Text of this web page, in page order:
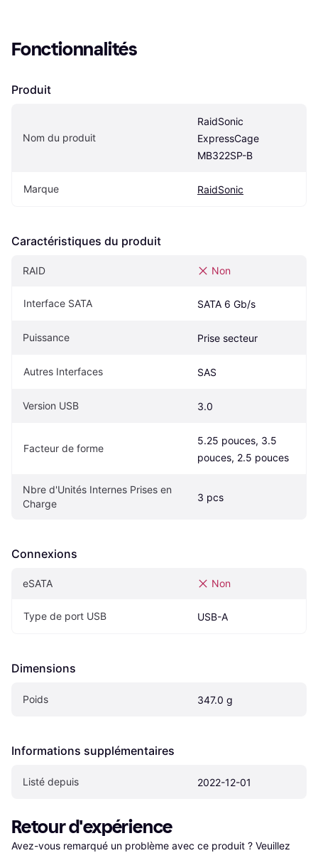
Fonctionnalités
Produit
Nom du produit
RaidSonic
ExpressCage
MB322SP-B
Marque RaidSonic
Caractéristiques du produit
RAID Non
Interface SATA SATA 6 Gb/s
Puissance Prise secteur
Autres Interfaces SAS
Version USB 3.0
Facteur de forme
5.25 pouces, 3.5
pouces, 2.5 pouces
Nbre d'Unités Internes Prises en
Charge
3 pcs
Connexions
eSATA Non
Type de port USB USB-A
Dimensions
Poids 347.0 g
Informations supplémentaires
Listé depuis 2022-12-01
Retour d'expérience
Avez-vous remarqué un problème avec ce produit ? Veuillez